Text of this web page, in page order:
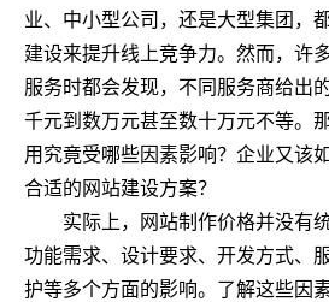
业、中小型公司，还是大型集团，
建设来提升线上竞争力。然而，许
服务时都会发现，不同服务商给出
千元到数万元甚至数十万元不等。
用究竟受哪些因素影响？企业又该
合适的网站建设方案？
实际上，网站制作价格并没有
功能需求、设计要求、开发方式、
护等多个方面的影响。了解这些因